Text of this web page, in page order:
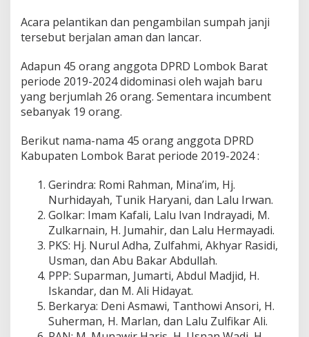
Acara pelantikan dan pengambilan sumpah janji
tersebut berjalan aman dan lancar.
Adapun 45 orang anggota DPRD Lombok Barat
periode 2019-2024 didominasi oleh wajah baru
yang berjumlah 26 orang. Sementara incumbent
sebanyak 19 orang.
Berikut nama-nama 45 orang anggota DPRD
Kabupaten Lombok Barat periode 2019-2024 :
Gerindra: Romi Rahman, Mina’im, Hj.
Nurhidayah, Tunik Haryani, dan Lalu Irwan.
Golkar: Imam Kafali, Lalu Ivan Indrayadi, M.
Zulkarnain, H. Jumahir, dan Lalu Hermayadi.
PKS: Hj. Nurul Adha, Zulfahmi, Akhyar Rasidi,
Usman, dan Abu Bakar Abdullah.
PPP: Suparman, Jumarti, Abdul Madjid, H.
Iskandar, dan M. Ali Hidayat.
Berkarya: Deni Asmawi, Tanthowi Ansori, H.
Suherman, H. Marlan, dan Lalu Zulfikar Ali.